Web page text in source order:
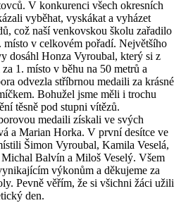
V konkurenci všech okresních
vyběhat, vyskákat a vyházet
což naší venkovskou školu zařadilo
místo v celkovém pořadí. Největšího
dosáhl Honza Vyroubal, který si z
1. místo v běhu na 50 metrů a
odvezla stříbrnou medaili za krásné
Bohužel jsme měli i trochu
těsně pod stupni vítězů.
medaili získali ve svých
a Marian Horka. V první desítce ve
Šimon Vyroubal, Kamila Veselá,
Balvín a Miloš Veselý. Všem
výkonům a děkujeme za
Pevně věřím, že si všichni žáci užili
den.